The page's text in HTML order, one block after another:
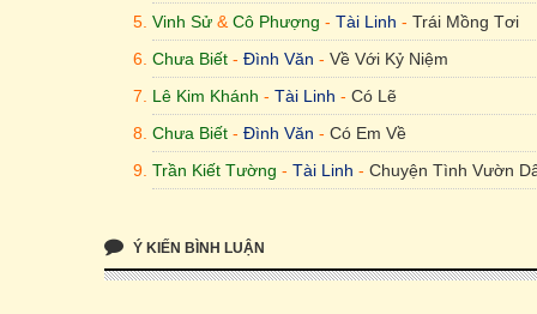
Vinh Sử & Cô Phượng - Tài Linh - Trái Mồng Tơi
Chưa Biết - Đình Văn - Về Với Kỷ Niệm
Lê Kim Khánh - Tài Linh - Có Lẽ
Chưa Biết - Đình Văn - Có Em Về
Trần Kiết Tường - Tài Linh - Chuyện Tình Vườn
Ý KIẾN BÌNH LUẬN